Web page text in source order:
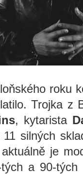
roku
Trojka z
, kytarista
11 silných
je
a 90-